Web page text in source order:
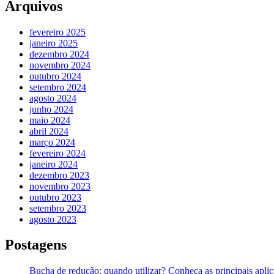
Arquivos
fevereiro 2025
janeiro 2025
dezembro 2024
novembro 2024
outubro 2024
setembro 2024
agosto 2024
junho 2024
maio 2024
abril 2024
março 2024
fevereiro 2024
janeiro 2024
dezembro 2023
novembro 2023
outubro 2023
setembro 2023
agosto 2023
Postagens
Bucha de redução: quando utilizar? Conheça as principais